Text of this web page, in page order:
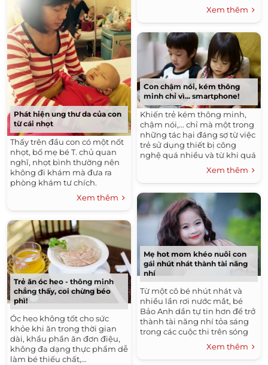
Phát hiện ung thư da của con
từ cái nhọt
Thấy trên đầu con có một nốt
nhọt, bố mẹ bé T. chủ quan
nghĩ, nhọt bình thường nên
không đi khám mà đưa ra
phòng khám tư chích.
Xem thêm
Trẻ ăn óc heo - thông minh
chẳng thấy, coi chừng béo
phì!
Óc heo không tốt cho sức
khỏe khi ăn trong thời gian
dài, khẩu phần ăn đơn điệu,
không đa dạng thực phẩm dễ
làm bé thiếu chất,...
Xem thêm
Con chậm nói, kém thông
minh chỉ vì... smartphone!
Khiến trẻ kém thông minh,
chậm nói,... chỉ mà một trong
những tác hại đáng sợ từ việc
trẻ sử dụng thiết bị công
nghệ quá nhiều và từ khi quá
Xem thêm
Mẹ hot mom khéo nuôi con
gái nhút nhát thành tài năng
nhí
Từ một cô bé nhút nhát và
nhiều lần rơi nước mắt, bé
Bảo Anh dần tự tin hơn để trở
thành tài năng nhí tỏa sáng
trong các cuộc thi trên sóng
truyền hình nhờ sự định
Xem thêm